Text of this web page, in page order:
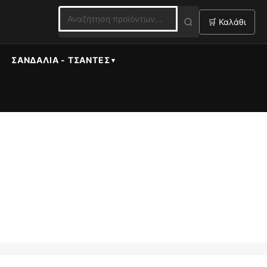
🛒 Καλάθι
ΣΑΝΔΆΛΙΑ - ΤΣΆΝΤΕΣ